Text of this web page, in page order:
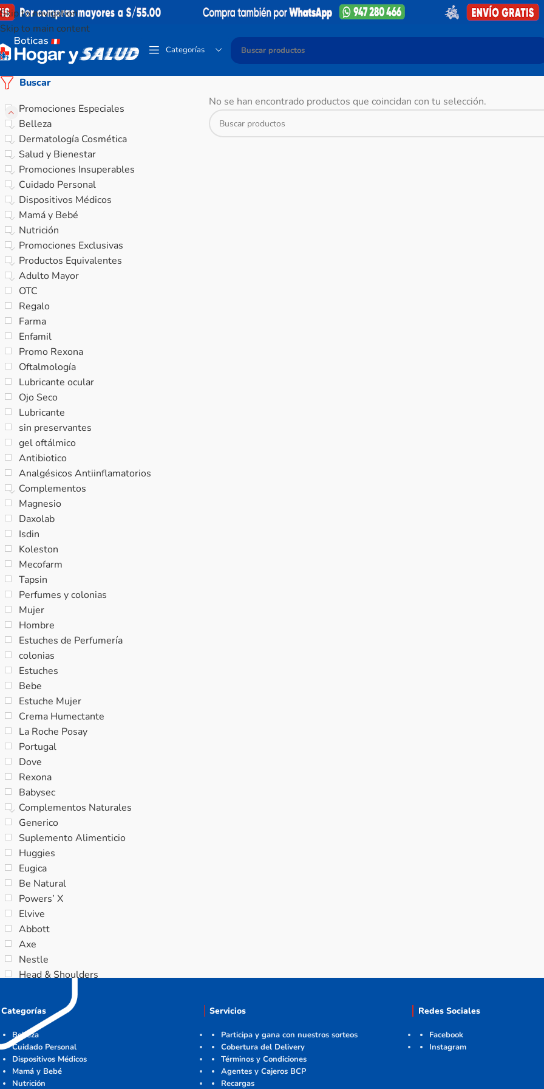
Skip to navigation
Skip to main content
Categorías
Buscar
Promociones Especiales
Belleza
Dermatología Cosmética
Salud y Bienestar
Promociones Insuperables
Cuidado Personal
Dispositivos Médicos
Mamá y Bebé
Nutrición
Promociones Exclusivas
Productos Equivalentes
Adulto Mayor
OTC
Regalo
Farma
Enfamil
Promo Rexona
Oftalmología
Lubricante ocular
Ojo Seco
Lubricante
sin preservantes
gel oftálmico
Antibiotico
Analgésicos Antiinflamatorios
Complementos
Magnesio
Daxolab
Isdin
Koleston
Mecofarm
Tapsin
Perfumes y colonias
Mujer
Hombre
Estuches de Perfumería
colonias
Estuches
Bebe
Estuche Mujer
Crema Humectante
La Roche Posay
Portugal
Dove
Rexona
Babysec
Complementos Naturales
Generico
Suplemento Alimenticio
Huggies
Eugica
Be Natural
Powers’ X
Elvive
Abbott
Axe
Nestle
Head & Shoulders
No se han encontrado productos que coincidan con tu selección.
Categorías
Belleza
Cuidado Personal
Dispositivos Médicos
Mamá y Bebé
Nutrición
Servicios
Participa y gana con nuestros sorteos
Cobertura del Delivery
Términos y Condiciones
Agentes y Cajeros BCP
Recargas
Redes Sociales
Facebook
Instagram